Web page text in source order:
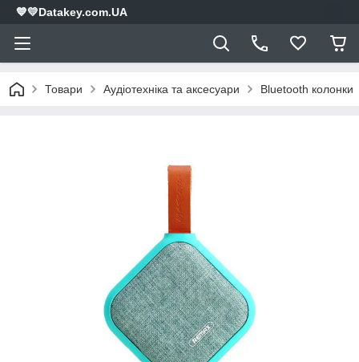
💙💛Datakey.com.UA
Товари Аудіотехніка та аксесуари Bluetooth колонки